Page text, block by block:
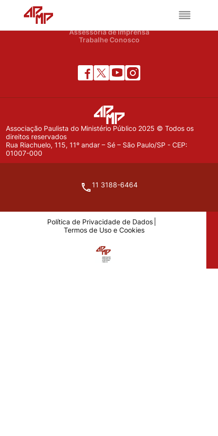
Assessoria de Imprensa
Trabalhe Conosco
Associação Paulista do Ministério Público 2025 © Todos os
direitos reservados
Rua Riachuelo, 115, 11º andar – Sé – São Paulo/SP - CEP:
01007-000
11 3188-6464
Política de Privacidade de Dados
Termos de Uso e Cookies